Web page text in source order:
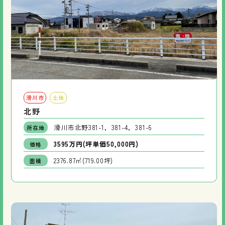
滑川市 土地
北野
所在地 滑川市北野381-1，381-4，381-6
価格 3595万円(坪単価50,000円)
面積 2376.87㎡(719.00坪)